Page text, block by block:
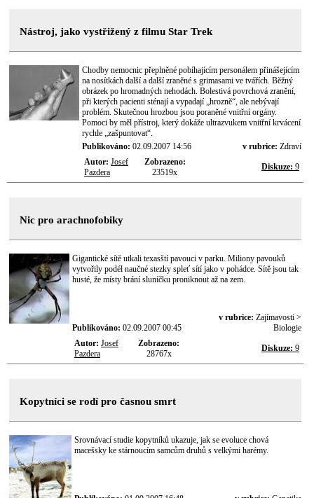
Nástroj, jako vystřižený z filmu Star Trek
Chodby nemocnic přeplněné pobíhajícím personálem přinášejícím
na nosítkách další a další zraněné s grimasami ve tvářích. Běžný
obrázek po hromadných nehodách. Bolestivá povrchová zranění,
při kterých pacienti sténají a vypadají „hrozně“, ale nebývají
problém. Skutečnou hrozbou jsou poraněné vnitřní orgány.
Pomoci by měl přístroj, který dokáže ultrazvukem vnitřní krvácení
rychle „zašpuntovat“.
Publikováno: 02.09.2007 14:56 v rubrice: Zdraví
Autor: Josef
Pazdera
Zobrazeno:
23519x
Diskuze: 9
Nic pro arachnofobiky
Gigantické sítě utkali texasští pavouci v parku. Miliony pavouků
vytvořily podél naučné stezky spleť sítí jako v pohádce. Sítě jsou tak
husté, že místy brání sluníčku proniknout až na zem.
Publikováno: 02.09.2007 00:45
v rubrice: Zajímavosti >
Biologie
Autor: Josef
Pazdera
Zobrazeno:
28767x
Diskuze: 9
Kopytníci se rodí pro časnou smrt
Srovnávací studie kopytníků ukazuje, jak se evoluce chová
macešsky ke stárnoucím samcům druhů s velkými harémy.